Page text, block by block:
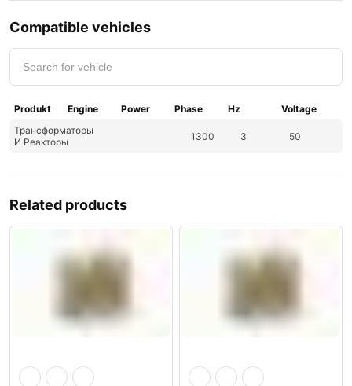
Compatible vehicles
Produkt Engine Power Phase Hz
Voltage
Трансформаторы
И Реакторы
1300 3 50
Related products